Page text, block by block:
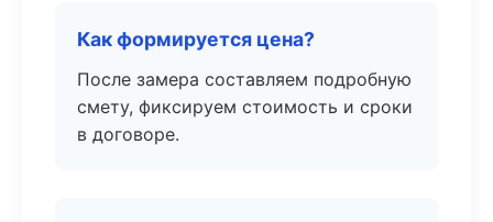
Как формируется цена?
После замера составляем подробную
смету, фиксируем стоимость и сроки
в договоре.